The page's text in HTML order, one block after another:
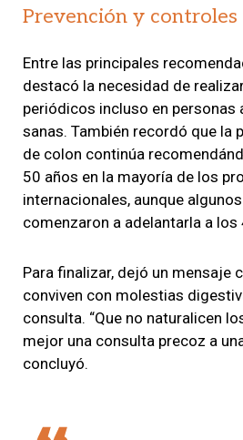
Prevención y controles
Entre las principales
destacó la necesidad de
periódicos incluso en personas
sanas. También recordó que la
de colon continúa
50 años en la mayoría de los
internacionales, aunque
comenzaron a adelantarla a los
Para finalizar, dejó un mensaje
conviven con molestias
consulta. “Que no naturalicen
mejor una consulta precoz a
concluyó.